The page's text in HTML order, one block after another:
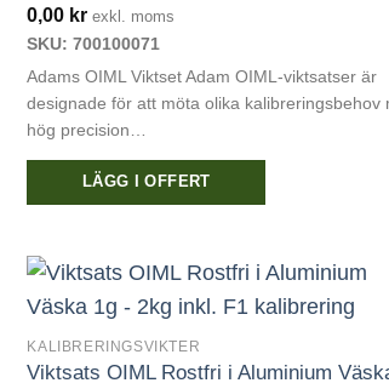
0,00 kr exkl. moms
SKU: 700100071
Adams OIML Viktset Adam OIML-viktsatser är
designade för att möta olika kalibreringsbehov
hög precision…
LÄGG I OFFERT
KALIBRERINGSVIKTER
Viktsats OIML Rostfri i Aluminium